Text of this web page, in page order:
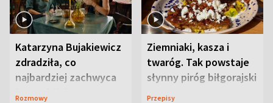
Katarzyna Bujakiewicz
zdradziła, co
najbardziej zachwyca
ją w Lublinie
Rozmowy
Ziemniaki, kasza i
twaróg. Tak powstaje
słynny piróg biłgorajski
Przepisy